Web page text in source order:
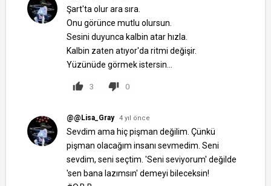
Şart'ta olur ara sıra.
Onu görünce mutlu olursun.
Sesini duyunca kalbin atar hızla.
Kalbin zaten atıyor'da ritmi değişir.
Yüzünüde görmek istersin...
3 0
@@Lisa_Gray 4 yıl önce
Sevdim ama hiç pişman değilim. Çünkü
pişman olacağım insanı sevmedim. Seni
sevdim, seni seçtim. 'Seni seviyorum' değilde
'sen bana lazımsın' demeyi bileceksin!